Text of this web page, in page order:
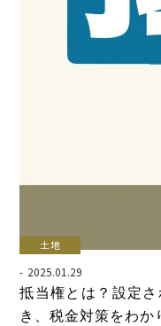
土地
2025.01.29
抵当権とは？設定
き、税金対策をわか